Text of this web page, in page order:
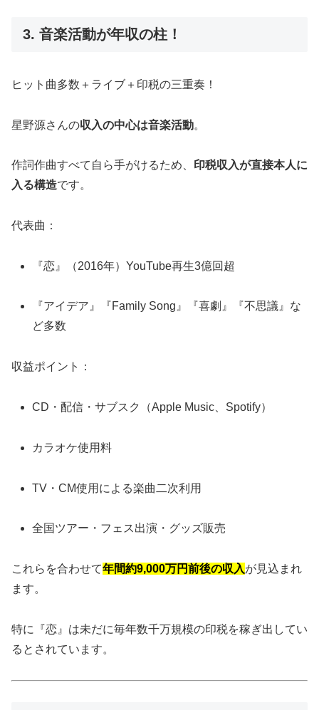
3. 音楽活動が年収の柱！
ヒット曲多数＋ライブ＋印税の三重奏！
星野源さんの収入の中心は音楽活動。
作詞作曲すべて自ら手がけるため、 印税収入が直接本人に
入る構造です。
代表曲：
『恋』（2016年）YouTube再生3億回超
『アイデア』『Family Song』『喜劇』『不思議』な
ど多数
収益ポイント：
CD・配信・サブスク（Apple Music、Spotify）
カラオケ使用料
TV・CM使用による楽曲二次利用
全国ツアー・フェス出演・グッズ販売
これらを合わせて年間約9,000万円前後の収入が見込まれ
ます。
特に『恋』は未だに毎年数千万規模の印税を稼ぎ出してい
るとされています。